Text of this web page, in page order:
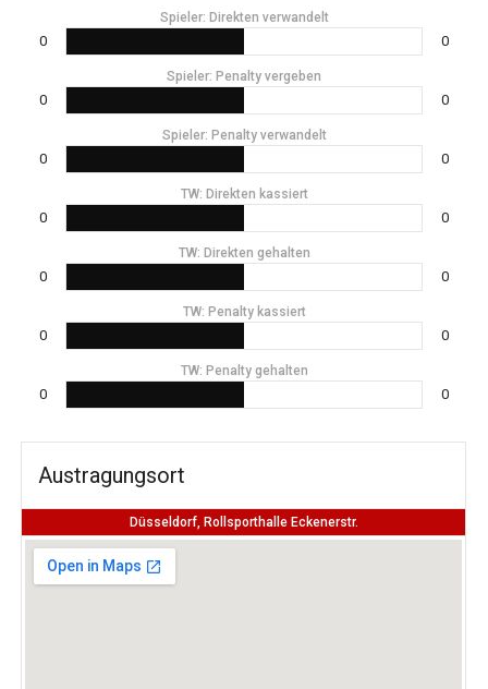
Spieler: Direkten verwandelt
0 0
Spieler: Penalty vergeben
0 0
Spieler: Penalty verwandelt
0 0
TW: Direkten kassiert
0 0
TW: Direkten gehalten
0 0
TW: Penalty kassiert
0 0
TW: Penalty gehalten
0 0
Austragungsort
Düsseldorf, Rollsporthalle Eckenerstr.